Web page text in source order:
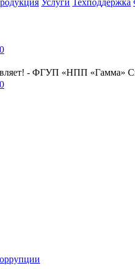
Услуги Техподдержка
0
- ФГУП «НПП «Гамма»
0